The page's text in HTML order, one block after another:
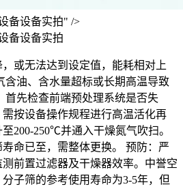
备设备实拍" />
备设备实拍
或无法达到设定值，能耗相对上
含油、含水量超标或长期高温导致
首先检查前端预处理系统是否失
按设备操作规程进行高温活化再
200-250℃并通入干燥氮气吹扫。
命已至，需整体更换。 预防：严
前置过滤器及干燥器效率。中誉空
子筛的参考使用寿命为3-5年，但